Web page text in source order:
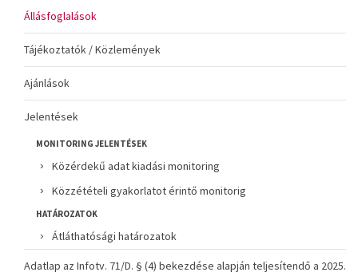
Állásfoglalások
Tájékoztatók / Közlemények
Ajánlások
Jelentések
MONITORING JELENTÉSEK
Közérdekű adat kiadási monitoring
Közzétételi gyakorlatot érintő monitorig
HATÁROZATOK
Átláthatósági határozatok
Adatlap az Infotv. 71/D. § (4) bekezdése alapján teljesítendő a 2025.